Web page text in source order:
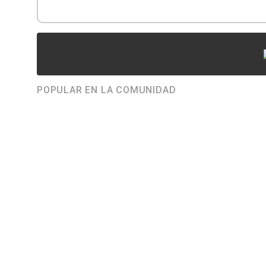
POPULAR EN LA COMUNIDAD